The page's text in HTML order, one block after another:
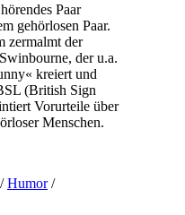
Paar
gehörlosen Paar.
zermalmt der
der u.a.
kreiert und
(British Sign
Vorurteile über
Menschen.
Humor/